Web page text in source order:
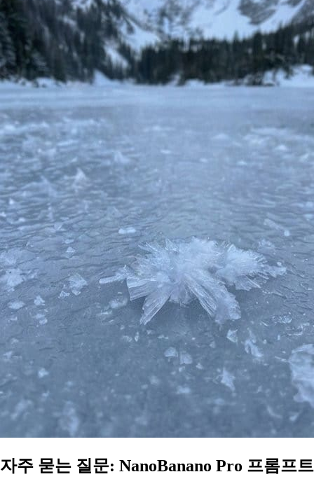
자주 묻는 질문: NanoBanano Pro 프롬프트